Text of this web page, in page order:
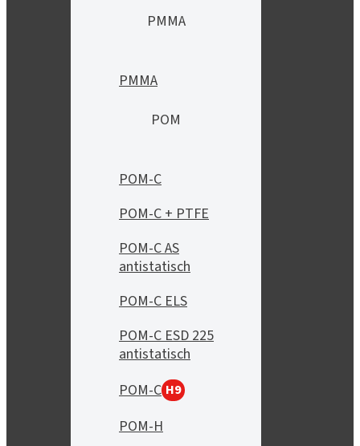
PMMA
PMMA
POM
POM-C
POM-C + PTFE
POM-C AS
antistatisch
POM-C ELS
POM-C ESD 225
antistatisch
POM-C H9
POM-H